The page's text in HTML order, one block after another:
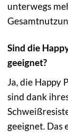
unterwegs
Sind die
geeignet?
Ja, die Happy
sind dank
geeignet. Das